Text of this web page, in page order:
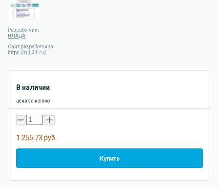
Разработчик:
ИЛАДА
Сайт разработчика:
https://ruli24.ru/
В наличии
цена за копию
- +
1 255.73 руб.
Купить